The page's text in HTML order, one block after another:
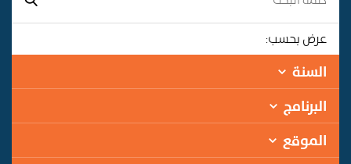
عرض بحسب:
السنة
البرنامج
الموقع